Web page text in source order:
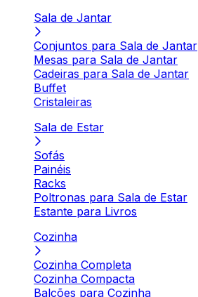
Sala de Jantar
Conjuntos para Sala de Jantar
Mesas para Sala de Jantar
Cadeiras para Sala de Jantar
Buffet
Cristaleiras
Sala de Estar
Sofás
Painéis
Racks
Poltronas para Sala de Estar
Estante para Livros
Cozinha
Cozinha Completa
Cozinha Compacta
Balcões para Cozinha